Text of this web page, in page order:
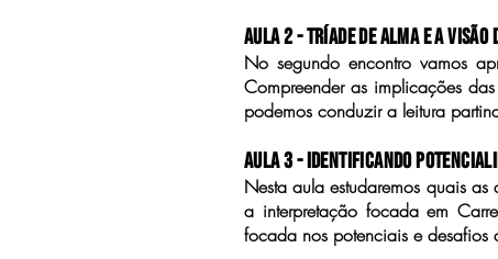
Aula 2 - Tríade de Alma e a Visão
No segundo encontro vamos
Compreender as implicações
podemos conduzir a leitura
Aula 3 - Identificando
Nesta aula estudaremos quais
a interpretação focada em
focada nos potenciais e desafios